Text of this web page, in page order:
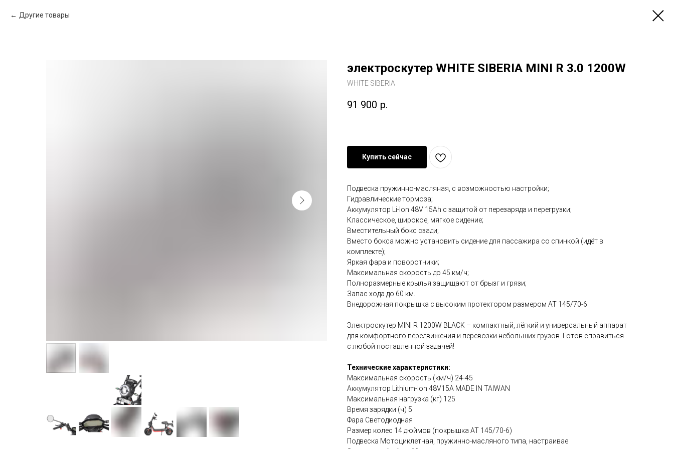
Другие товары
электроскутер WHITE SIBERIA MINI R 3.0 1200W
WHITE SIBERIA
91 900 р.
Купить сейчас
Подвеска пружинно-масляная, с возможностью настройки;
Гидравлические тормоза;
Аккумулятор Li-Ion 48V 15Ah с защитой от перезаряда и перегрузки;
Классическое, широкое, мягкое сидение;
Вместительный бокс сзади;
Вместо бокса можно установить сидение для пассажира со спинкой (идёт в
комплекте);
Яркая фара и поворотники;
Максимальная скорость до 45 км/ч;
Полноразмерные крылья защищают от брызг и грязи;
Запас хода до 60 км.
Внедорожная покрышка с высоким протектором размером AT 145/70-6
Электроскутер MINI R 1200W BLACK – компактный, лёгкий и универсальный аппарат
для комфортного передвижения и перевозки небольших грузов. Готов справиться
с любой поставленной задачей!
Технические характеристики:
Максимальная скорость (км/ч) 24-45
Аккумулятор Lithium-Ion 48V15A MADE IN TAIWAN
Максимальная нагрузка (кг) 125
Время зарядки (ч) 5
Фара Светодиодная
Размер колес 14 дюймов (покрышка AT 145/70-6)
Подвеска Мотоциклетная, пружинно-масляного типа, настраивае